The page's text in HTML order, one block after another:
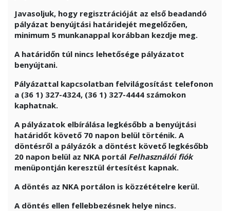
Javasoljuk, hogy regisztrációját az első beadandó
pályázat benyújtási határidejét megelőzően,
minimum 5 munkanappal korábban kezdje meg.
A határidőn túl nincs lehetősége pályázatot
benyújtani.
Pályázattal kapcsolatban felvilágosítást telefonon
a (36 1) 327-4324, (36 1) 327-4444 számokon
kaphatnak.
A pályázatok elbírálása legkésőbb a benyújtási
határidőt követő 70 napon belül történik. A
döntésről a pályázók a döntést követő legkésőbb
20 napon belül az NKA portál Felhasználói fiók
menüpontján keresztül értesítést kapnak.
A döntés az NKA portálon is közzétételre kerül.
A döntés ellen fellebbezésnek helye nincs.